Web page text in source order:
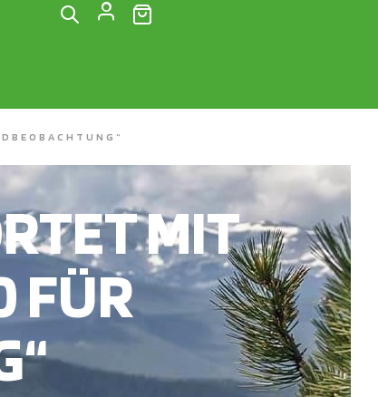
MIT
FÜR